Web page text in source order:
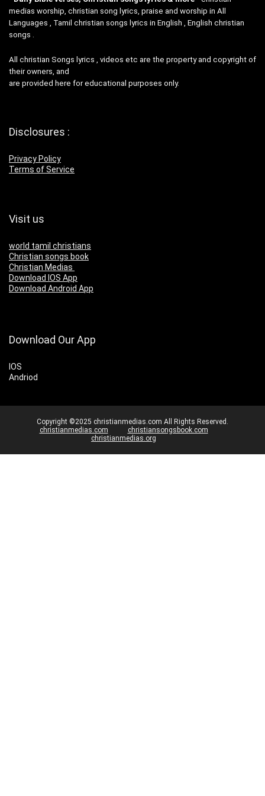
medias worship, christian song lyrics, praise and worship in All
Languages , Tamil christian songs lyrics in English , English christian
songs .
All christian Songs lyrics , videos etc are the property and copyright of
their owners, and
are provided here for educational purposes only.
Disclosures :
Privacy Policy
Terms of Service
Visit us
world tamil christians
Christian songs book
Christian Medias
Download IOS App
Download Android App
Download Our App
IOS
Andriod
Copyright ©2025 christianmedias.com All Rights Reserved.
christianmedias.com
christiansongsbook.com
christianmedias.org